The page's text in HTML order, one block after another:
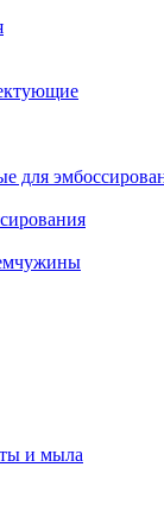
для
и мыла